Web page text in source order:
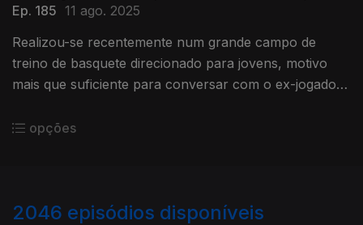
Ep. 185 11 ago. 2025
Realizou-se recentemente num grande campo de
treino de basquete direcionado para jovens, motivo
mais que suficiente para conversar com o ex-jogador
opções
2046 episódios disponíveis